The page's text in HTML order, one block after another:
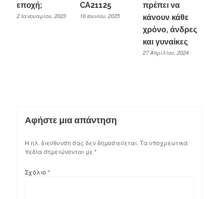
εποχή;
2 Ιανουαρίου, 2023
CA21125
16 Ιουνίου, 2025
πρέπει να
κάνουν κάθε
χρόνο, άνδρες
και γυναίκες
27 Απριλίου, 2024
Αφήστε μια απάντηση
Η ηλ. διεύθυνση σας δεν δημοσιεύεται. Τα υποχρεωτικά
πεδία σημειώνονται με *
Σχόλιο *